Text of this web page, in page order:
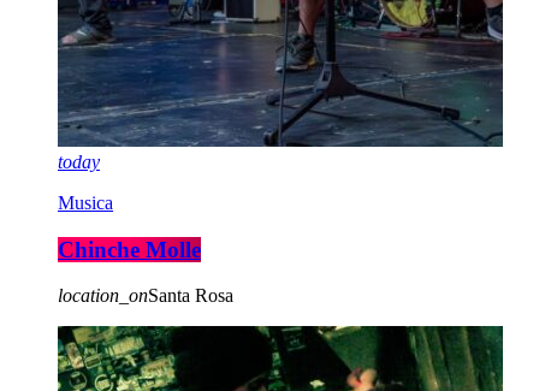
today
Musica
Chinche Molle
location_onSanta Rosa